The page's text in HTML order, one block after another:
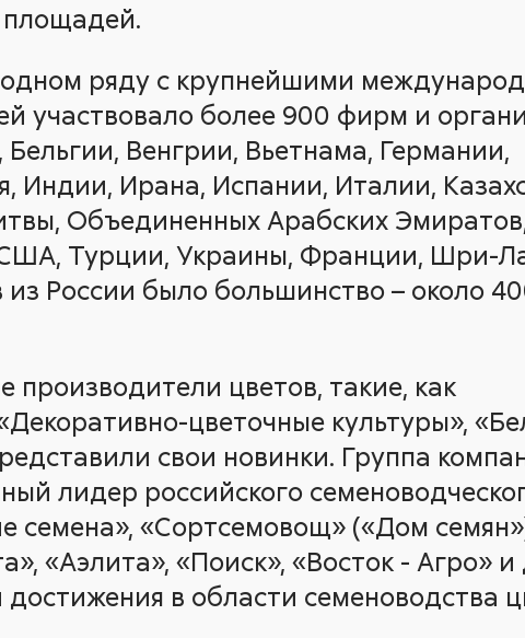
площадей.
одном ряду с крупнейшими
участвовало более 900 фирм и
Венгрии, Вьетнама, Германии,
Индии, Ирана, Испании, Италии,
Объединенных Арабских
Турции, Украины, Франции, Шри-
России было большинство – около
производители цветов, такие, как
цветочные культуры»,
свои новинки. Группа
лидер российского
семена», «Сортсемовощ» («Дом
«Аэлита», «Поиск», «Восток - Агро» и
в области семеноводства